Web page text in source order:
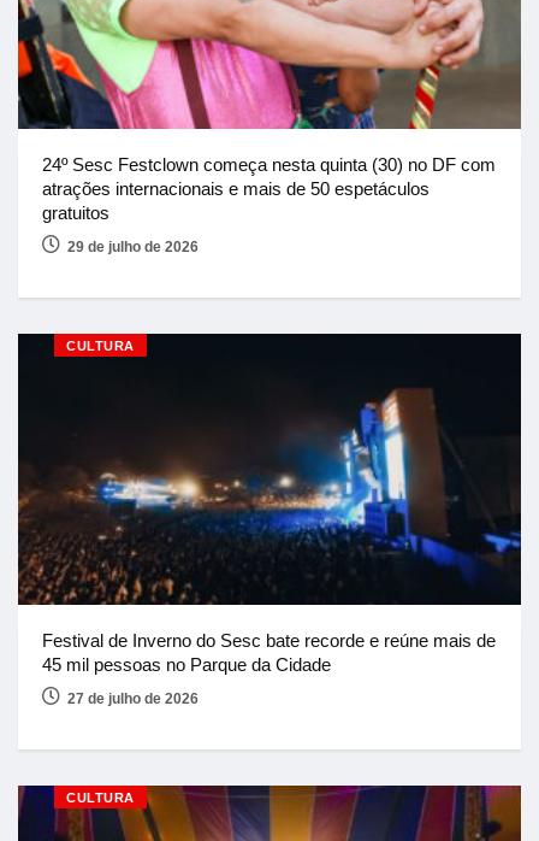
24º Sesc Festclown começa nesta quinta (30) no DF com
atrações internacionais e mais de 50 espetáculos
gratuitos
29 de julho de 2026
CULTURA
Festival de Inverno do Sesc bate recorde e reúne mais de
45 mil pessoas no Parque da Cidade
27 de julho de 2026
CULTURA